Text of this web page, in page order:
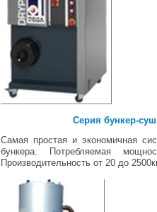
Серия бункер-
Самая простая и экономичная
бункера. Потребляемая
Производительность от 20 до